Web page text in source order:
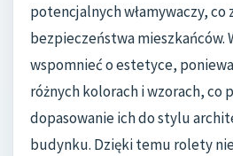
potencjalnych włamywaczy, co
bezpieczeństwa mieszkańców.
wspomnieć o estetyce,
różnych kolorach i wzorach, co
dopasowanie ich do stylu
budynku. Dzięki temu rolety